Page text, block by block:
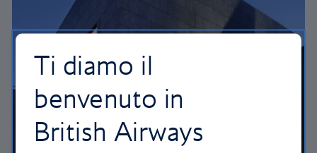
Ti diamo il
benvenuto in
British Airways